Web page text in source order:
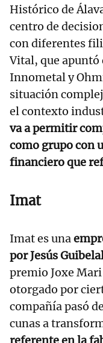
Histórico de
centro de
con diferentes
Vital, que apuntó
Innometal y
situación
el contexto
va a permitir
como grupo con
financiero que
Imat
Imat es una
por Jesús
premio Joxe Mari
otorgado por
compañía pasó
cunas a
referente en la